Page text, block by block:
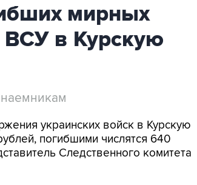
мирных
ВСУ в Курскую
украинских войск в Курскую
погибшими числятся 640
Следственного комитета